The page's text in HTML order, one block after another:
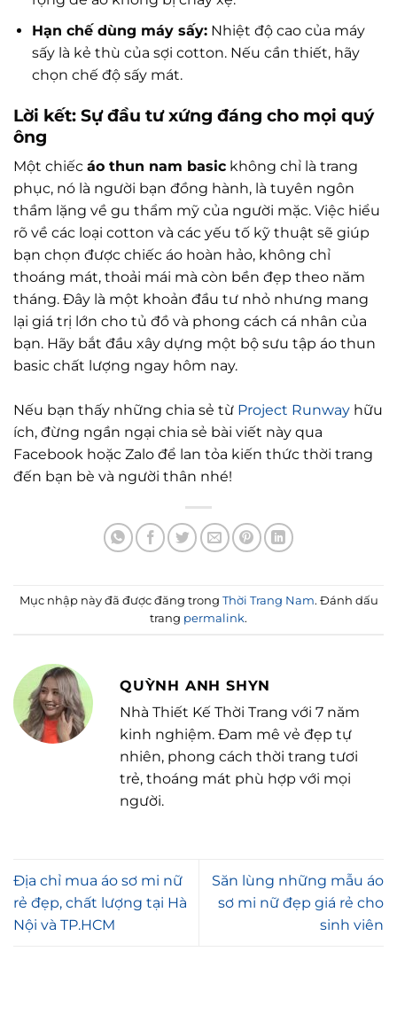
Hạn chế dùng máy sấy:Nhiệt độ cao của máy
sấy là kẻ thù của sợi cotton. Nếu cần thiết, hãy
chọn chế độ sấy mát.
Lời kết: Sự đầu tư xứng đáng cho mọi quý
ông
Một chiếc áo thun nam basic không chỉ là trang
phục, nó là người bạn đồng hành, là tuyên ngôn
thầm lặng về gu thẩm mỹ của người mặc. Việc hiểu
rõ về các loại cotton và các yếu tố kỹ thuật sẽ giúp
bạn chọn được chiếc áo hoàn hảo, không chỉ
thoáng mát, thoải mái mà còn bền đẹp theo năm
tháng. Đây là một khoản đầu tư nhỏ nhưng mang
lại giá trị lớn cho tủ đồ và phong cách cá nhân của
bạn. Hãy bắt đầu xây dựng một bộ sưu tập áo thun
basic chất lượng ngay hôm nay.
Nếu bạn thấy những chia sẻ từ Project Runway hữu
ích, đừng ngần ngại chia sẻ bài viết này qua
Facebook hoặc Zalo để lan tỏa kiến thức thời trang
đến bạn bè và người thân nhé!
Mục nhập này đã được đăng trong Thời Trang Nam. Đánh dấu
trang permalink.
QUỲNH ANH SHYN
Nhà Thiết Kế Thời Trang với 7 năm
kinh nghiệm. Đam mê vẻ đẹp tự
nhiên, phong cách thời trang tươi
trẻ, thoáng mát phù hợp với mọi
người.
Địa chỉ mua áo sơ mi nữ
rẻ đẹp, chất lượng tại Hà
Nội và TP.HCM
Săn lùng những mẫu áo
sơ mi nữ đẹp giá rẻ cho
sinh viên